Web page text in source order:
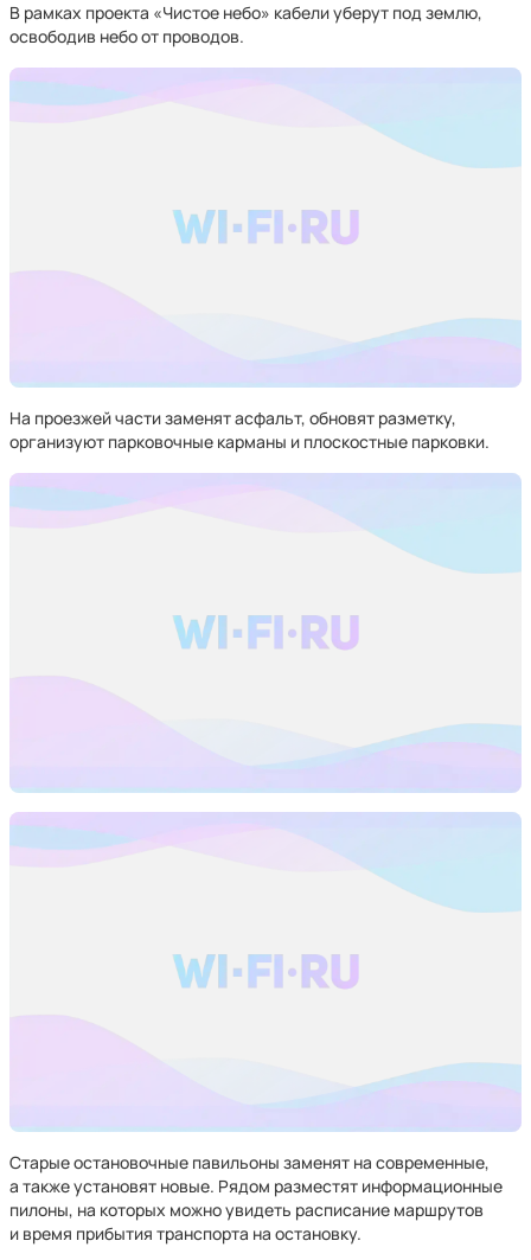
В рамках проекта «Чистое небо» кабели уберут под землю,
освободив небо от проводов.
На проезжей части заменят асфальт, обновят разметку,
организуют парковочные карманы и плоскостные парковки.
Старые остановочные павильоны заменят на современные,
а также установят новые. Рядом разместят информационные
пилоны, на которых можно увидеть расписание маршрутов
и время прибытия транспорта на остановку.